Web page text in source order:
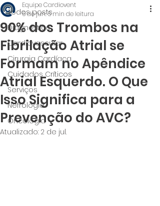
Todos posts
Diagnóstico
Cardiovascular
Cirurgia Cardíaca
Cuidados Críticos
Serviços
Nefrologia
Oncologia
90% dos Trombos na
Fibrilação Atrial se
Formam no Apêndice
Atrial Esquerdo. O Que
Isso Significa para a
Prevenção do AVC?
Equipe Cardiovent
5 de jun.5 min de leitura
Atualizado: 2 de jul.